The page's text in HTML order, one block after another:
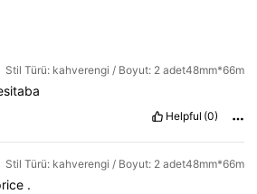
Stil Türü: kahverengi / Boyut: 2 adet48mm*66m
Helpful (0)
Stil Türü: kahverengi / Boyut: 2 adet48mm*66m
.